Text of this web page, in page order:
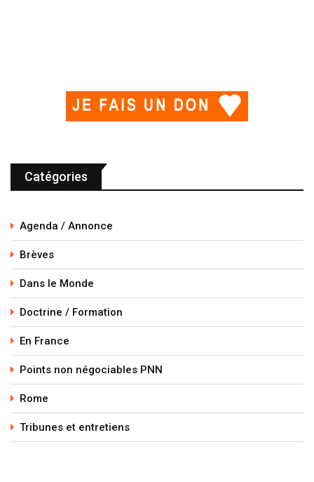
Catégories
Agenda / Annonce
Brèves
Dans le Monde
Doctrine / Formation
En France
Points non négociables PNN
Rome
Tribunes et entretiens